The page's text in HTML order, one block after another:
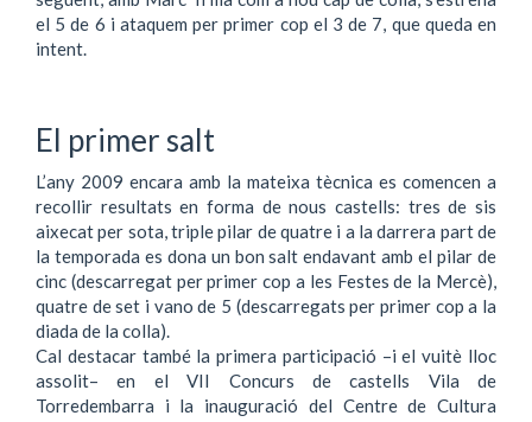
el 5 de 6 i ataquem per primer cop el 3 de 7, que queda en
intent.
El primer salt
L’any 2009 encara amb la mateixa tècnica es comencen a
recollir resultats en forma de nous castells: tres de sis
aixecat per sota, triple pilar de quatre i a la darrera part de
la temporada es dona un bon salt endavant amb el pilar de
cinc (descarregat per primer cop a les Festes de la Mercè),
quatre de set i vano de 5 (descarregats per primer cop a la
diada de la colla).
Cal destacar també la primera participació –i el vuitè lloc
assolit– en el VII Concurs de castells Vila de
Torredembarra i la inauguració del Centre de Cultura